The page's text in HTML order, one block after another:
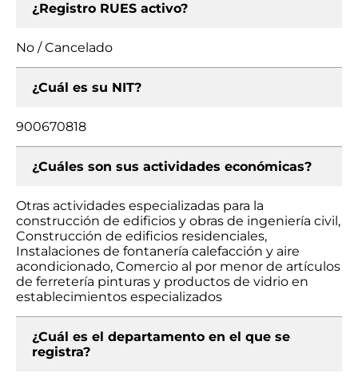
¿Registro RUES activo?
No / Cancelado
¿Cuál es su NIT?
900670818
¿Cuáles son sus actividades económicas?
Otras actividades especializadas para la
construcción de edificios y obras de ingeniería civil,
Construcción de edificios residenciales,
Instalaciones de fontanería calefacción y aire
acondicionado, Comercio al por menor de artículos
de ferretería pinturas y productos de vidrio en
establecimientos especializados
¿Cuál es el departamento en el que se
registra?